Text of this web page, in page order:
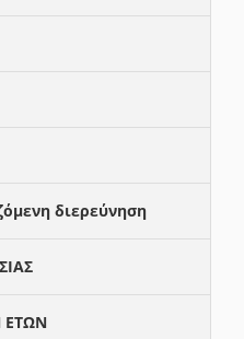
διερεύνηση
ΕΤΩΝ